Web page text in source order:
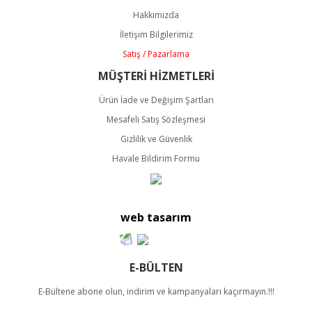
Ürün açıklamasında eksik bilgiler bulunuyor.
Ürün bilgilerinde hatalar bulunuyor.
Ürün fiyatı diğer sitelerden daha pahalı.
Bu ürüne benzer farklı alternatifler olmalı.
Gönder
Hakkımızda
İletişim Bilgilerimiz
Satış / Pazarlama
MÜŞTERİ HİZMETLERİ
Ürün İade ve Değişim Şartları
Mesafeli Satış Sözleşmesi
Gizlilik ve Güvenlik
Havale Bildirim Formu
web tasarım
E-BÜLTEN
E-Bültene abone olun, indirim ve kampanyaları kaçırmayın.!!!